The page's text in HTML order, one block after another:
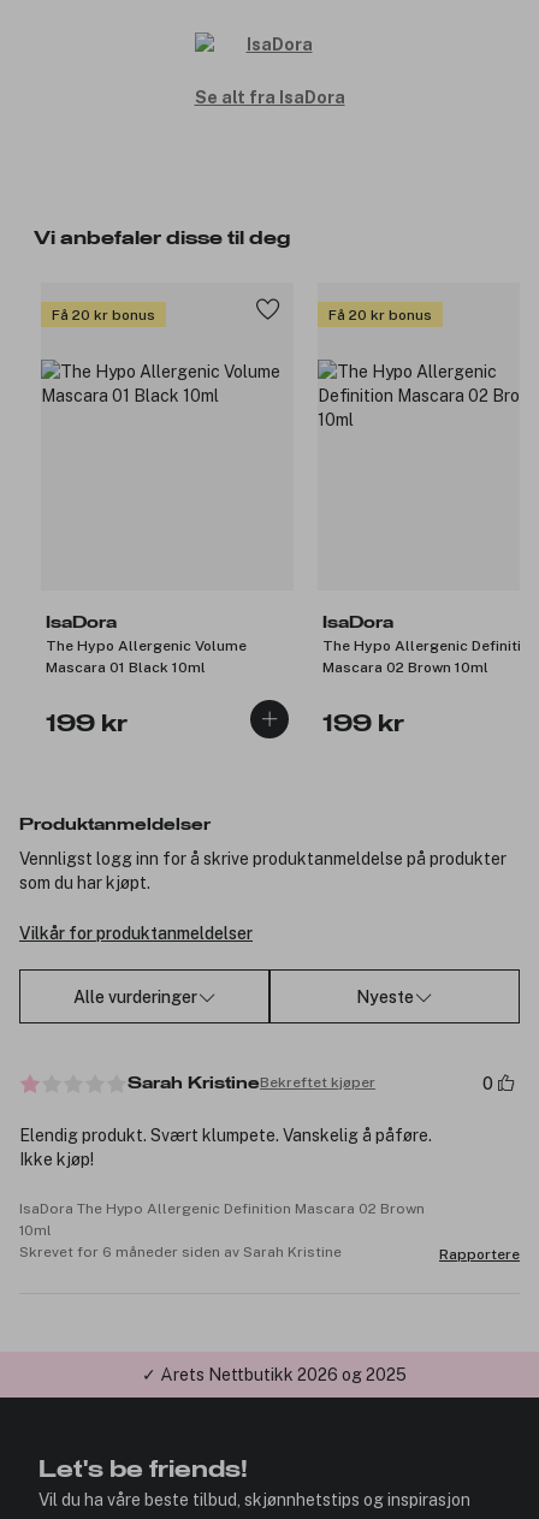
Se alt fra IsaDora
Vi anbefaler disse til deg
Få 20 kr bonus
IsaDora
The Hypo Allergenic Volume
Mascara 01 Black 10ml
199 kr
Få 20 kr bonus
IsaDora
The Hypo Allergenic Definition
Mascara 02 Brown 10ml
199 kr
Produktanmeldelser
Vennligst logg inn for å skrive produktanmeldelse på produkter
som du har kjøpt.
Vilkår for produktanmeldelser
Alle vurderinger Nyeste
Sarah KristineBekreftet kjøper 0
Elendig produkt. Svært klumpete. Vanskelig å påføre.
Ikke kjøp!
IsaDora The Hypo Allergenic Definition Mascara 02 Brown
10ml
Skrevet for 6 måneder siden av Sarah Kristine
Rapportere
✓ Årets Nettbutikk 2026 og 2025
Let's be friends!
Vil du ha våre beste tilbud, skjønnhetstips og inspirasjon